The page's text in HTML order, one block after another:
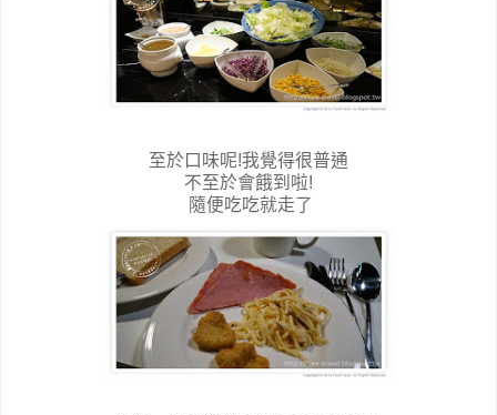
至於口味呢!我覺得很普通
不至於會餓到啦!
隨便吃吃就走了